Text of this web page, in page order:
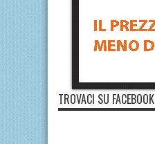
TROVACI SU FACEBOOK